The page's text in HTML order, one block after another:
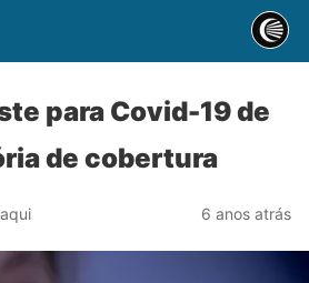
para Covid-19 de
de cobertura
6 anos atrás